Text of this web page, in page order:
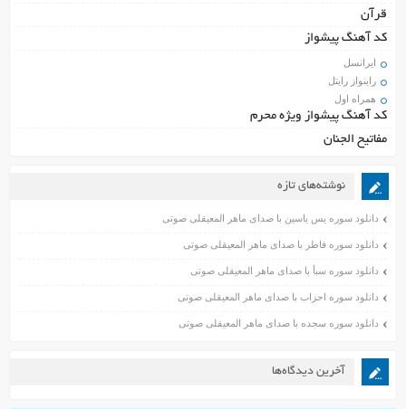
قرآن
کد آهنگ پیشواز
ایرانسل
راینواز رایتل
همراه اول
کد آهنگ پیشواز ویژه محرم
مفاتیح الجنان
نوشته‌های تازه
دانلود سوره یس یاسین با صدای ماهر المعیقلی صوتی
دانلود سوره فاطر با صدای ماهر المعیقلی صوتی
دانلود سوره سبأ با صدای ماهر المعیقلی صوتی
دانلود سوره احزاب با صدای ماهر المعیقلی صوتی
دانلود سوره سجده با صدای ماهر المعیقلی صوتی
آخرین دیدگاه‌ها